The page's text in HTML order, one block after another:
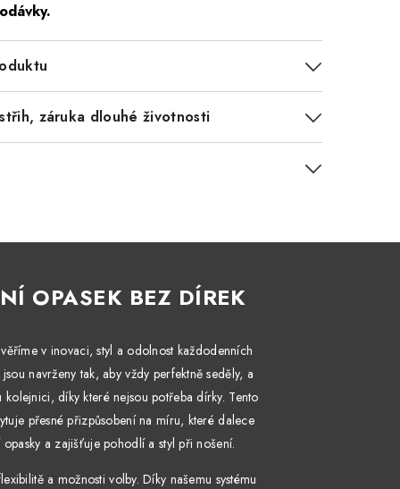
záruka dlouhé životnosti
OPASEK BEZ DÍREK
v inovaci, styl a odolnost každodenních
navrženy tak, aby vždy perfektně seděly, a
kolejnici, díky které nejsou potřeba dírky. Tento
přesné přizpůsobení na míru, které dalece
a zajišťuje pohodlí a styl při nošení.
a možnosti volby. Díky našemu systému